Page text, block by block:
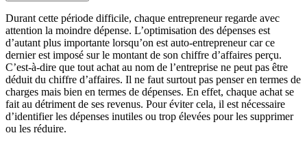
Durant cette période difficile, chaque entrepreneur regarde avec
attention la moindre dépense. L’optimisation des dépenses est
d’autant plus importante lorsqu’on est auto-entrepreneur car ce
dernier est imposé sur le montant de son chiffre d’affaires perçu.
C’est-à-dire que tout achat au nom de l’entreprise ne peut pas être
déduit du chiffre d’affaires. Il ne faut surtout pas penser en termes de
charges mais bien en termes de dépenses. En effet, chaque achat se
fait au détriment de ses revenus. Pour éviter cela, il est nécessaire
d’identifier les dépenses inutiles ou trop élevées pour les supprimer
ou les réduire.